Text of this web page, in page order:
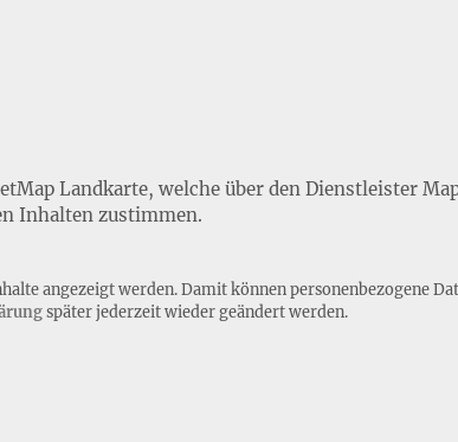
Landkarte, welche über den Dienstleister
Inhalten zustimmen.
angezeigt werden. Damit können personenbezogene
später jederzeit wieder geändert werden.